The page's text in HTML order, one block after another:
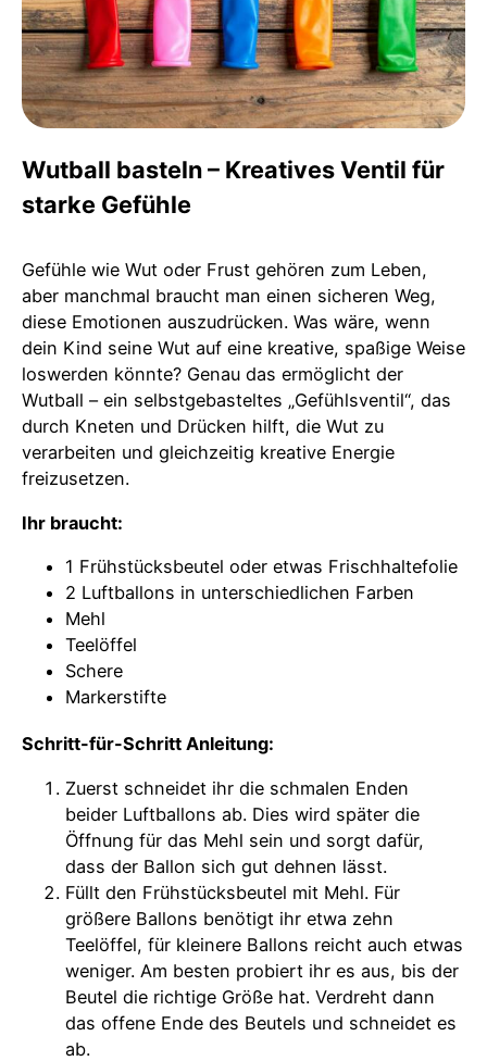
Wutball basteln – Kreatives Ventil für
starke Gefühle
Gefühle wie Wut oder Frust gehören zum Leben,
aber manchmal braucht man einen sicheren Weg,
diese Emotionen auszudrücken. Was wäre, wenn
dein Kind seine Wut auf eine kreative, spaßige Weise
loswerden könnte? Genau das ermöglicht der
Wutball – ein selbstgebasteltes „Gefühlsventil“, das
durch Kneten und Drücken hilft, die Wut zu
verarbeiten und gleichzeitig kreative Energie
freizusetzen.
Ihr braucht:
1 Frühstücksbeutel oder etwas Frischhaltefolie
2 Luftballons in unterschiedlichen Farben
Mehl
Teelöffel
Schere
Markerstifte
Schritt-für-Schritt Anleitung:
Zuerst schneidet ihr die schmalen Enden
beider Luftballons ab. Dies wird später die
Öffnung für das Mehl sein und sorgt dafür,
dass der Ballon sich gut dehnen lässt.
Füllt den Frühstücksbeutel mit Mehl. Für
größere Ballons benötigt ihr etwa zehn
Teelöffel, für kleinere Ballons reicht auch etwas
weniger. Am besten probiert ihr es aus, bis der
Beutel die richtige Größe hat. Verdreht dann
das offene Ende des Beutels und schneidet es
ab.